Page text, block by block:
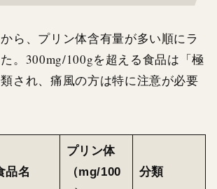
ら、プリン体含有量が多い順にラ
。300mg/100gを超える食品は「極
され、痛風の方は特に注意が必要
品名
プリン体
（mg/100
分類